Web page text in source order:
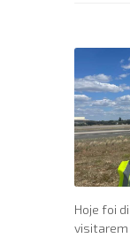
Hoje foi
visitarem